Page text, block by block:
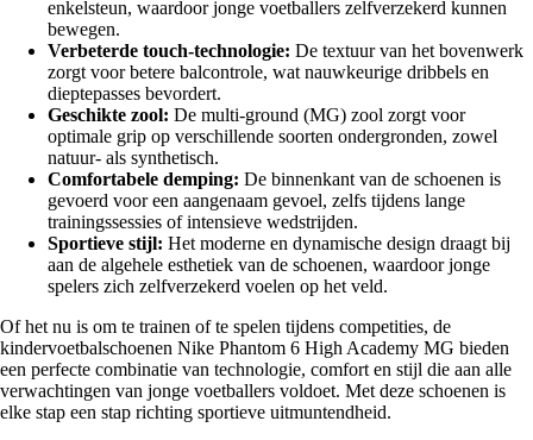
enkelsteun, waardoor jonge voetballers zelfverzekerd kunnen
bewegen.
Verbeterde touch-technologie: De textuur van het bovenwerk
zorgt voor betere balcontrole, wat nauwkeurige dribbels en
dieptepasses bevordert.
Geschikte zool: De multi-ground (MG) zool zorgt voor
optimale grip op verschillende soorten ondergronden, zowel
natuur- als synthetisch.
Comfortabele demping: De binnenkant van de schoenen is
gevoerd voor een aangenaam gevoel, zelfs tijdens lange
trainingssessies of intensieve wedstrijden.
Sportieve stijl: Het moderne en dynamische design draagt bij
aan de algehele esthetiek van de schoenen, waardoor jonge
spelers zich zelfverzekerd voelen op het veld.
Of het nu is om te trainen of te spelen tijdens competities, de
kindervoetbalschoenen Nike Phantom 6 High Academy MG bieden
een perfecte combinatie van technologie, comfort en stijl die aan alle
verwachtingen van jonge voetballers voldoet. Met deze schoenen is
elke stap een stap richting sportieve uitmuntendheid.